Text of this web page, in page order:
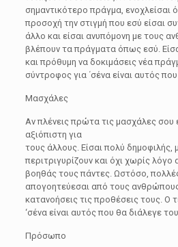
σημαντικότερο πράγμα, ενοχλείσαι
προσοχή την στιγμή που εσύ είσαι
άλλο και είσαι ανυπόμονη με τους
βλέπουν τα πράγματα όπως εσύ.
και πρόθυμη να δοκιμάσεις νέα
σύντροφος για ΄σένα είναι αυτός
Μασχάλες
Αν πλένεις πρώτα τις μασχάλες σου
αξιόπιστη για
τους άλλους. Είσαι πολύ
περιτριγυρίζουν και όχι χωρίς
βοηθάς τους πάντες. Ωστόσο,
απογοητεύεσαι από τους
κατανοήσεις τις προθέσεις τους. Ο
‘σένα είναι αυτός που θα διάλεγε
Πρόσωπο